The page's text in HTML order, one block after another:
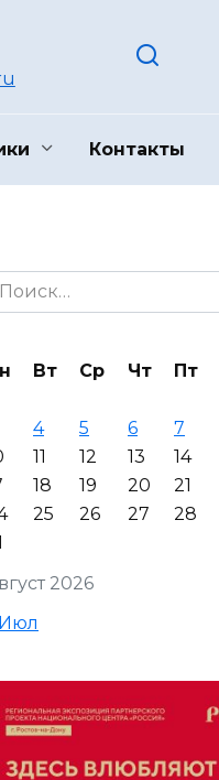
Контакты
2026
Вт Ср Чт Пт
4 5 6 7
11 12 13 14
18 19 20 21
25 26 27 28